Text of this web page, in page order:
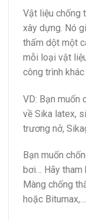
Vật liệu chống
xây dựng. Nó
thấm dột một
mỗi loại vật
công trình khác
VD: Bạn muốn
về Sika latex,
trương nở,
Bạn muốn
bơi… Hãy
Màng chống
hoặc Bitumax,…